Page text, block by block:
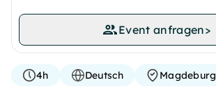
Event anfragen>
4h Deutsch Magdeburg